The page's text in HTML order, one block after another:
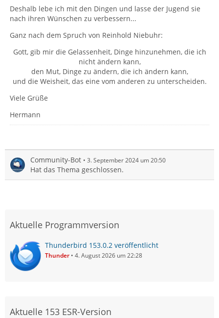
Deshalb lebe ich mit den Dingen und lasse der Jugend sie
nach ihren Wünschen zu verbessern...
Ganz nach dem Spruch von Reinhold Niebuhr:
Gott, gib mir die Gelassenheit, Dinge hinzunehmen, die ich
nicht ändern kann,
den Mut, Dinge zu ändern, die ich ändern kann,
und die Weisheit, das eine vom anderen zu unterscheiden.
Viele Grüße
Hermann
Community-Bot 3. September 2024 um 20:50
Hat das Thema geschlossen.
Aktuelle Programmversion
Thunderbird 153.0.2 veröffentlicht
Thunder 4. August 2026 um 22:28
Aktuelle 153 ESR-Version